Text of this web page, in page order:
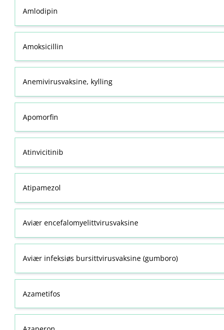
Amlodipin
Amoksicillin
Anemivirusvaksine, kylling
Apomorfin
Atinvicitinib
Atipamezol
Aviær encefalomyelittvirusvaksine
Aviær infeksiøs bursittvirusvaksine (gumboro)
Azametifos